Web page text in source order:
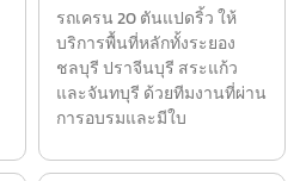
รถเครน 20 ตันแปดริ้ว ให้
บริการพื้นที่หลักทั้งระยอง
ชลบุรี ปราจีนบุรี สระแก้ว
และจันทบุรี ด้วยทีมงานที่ผ่าน
การอบรมและมีใบ